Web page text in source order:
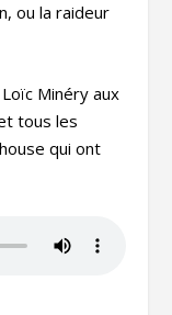
ou la raideur
Minéry aux
tous les
qui ont